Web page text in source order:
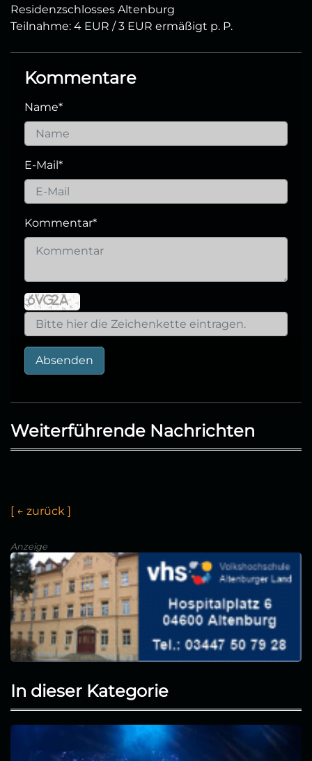
Residenzschlosses Altenburg
Teilnahme: 4 EUR / 3 EUR ermäßigt p. P.
Kommentare
Name*
E-Mail*
Kommentar*
Absenden
Weiterführende Nachrichten
[ ← z u ück ]
Anzeige
In dieser Kategorie